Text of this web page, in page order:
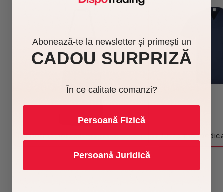
Uniforme horeca Uniforme
Abonează-te la newsletter și primești un
CADOU SURPRIZĂ
În ce calitate comanzi?
Persoană Fizică
Persoană Juridică